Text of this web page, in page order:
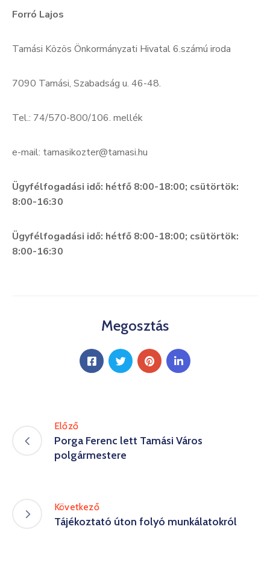
Forró Lajos
Tamási Közös Önkormányzati Hivatal 6.számú iroda
7090 Tamási, Szabadság u. 46-48.
Tel.: 74/570-800/106. mellék
e-mail: tamasikozter@tamasi.hu
Ügyfélfogadási idő: hétfő 8:00-18:00; csütörtök:
8:00-16:30
Ügyfélfogadási idő: hétfő 8:00-18:00; csütörtök:
8:00-16:30
Megosztás
Előző
Porga Ferenc lett Tamási Város
polgármestere
Következő
Tájékoztató úton folyó munkálatokról